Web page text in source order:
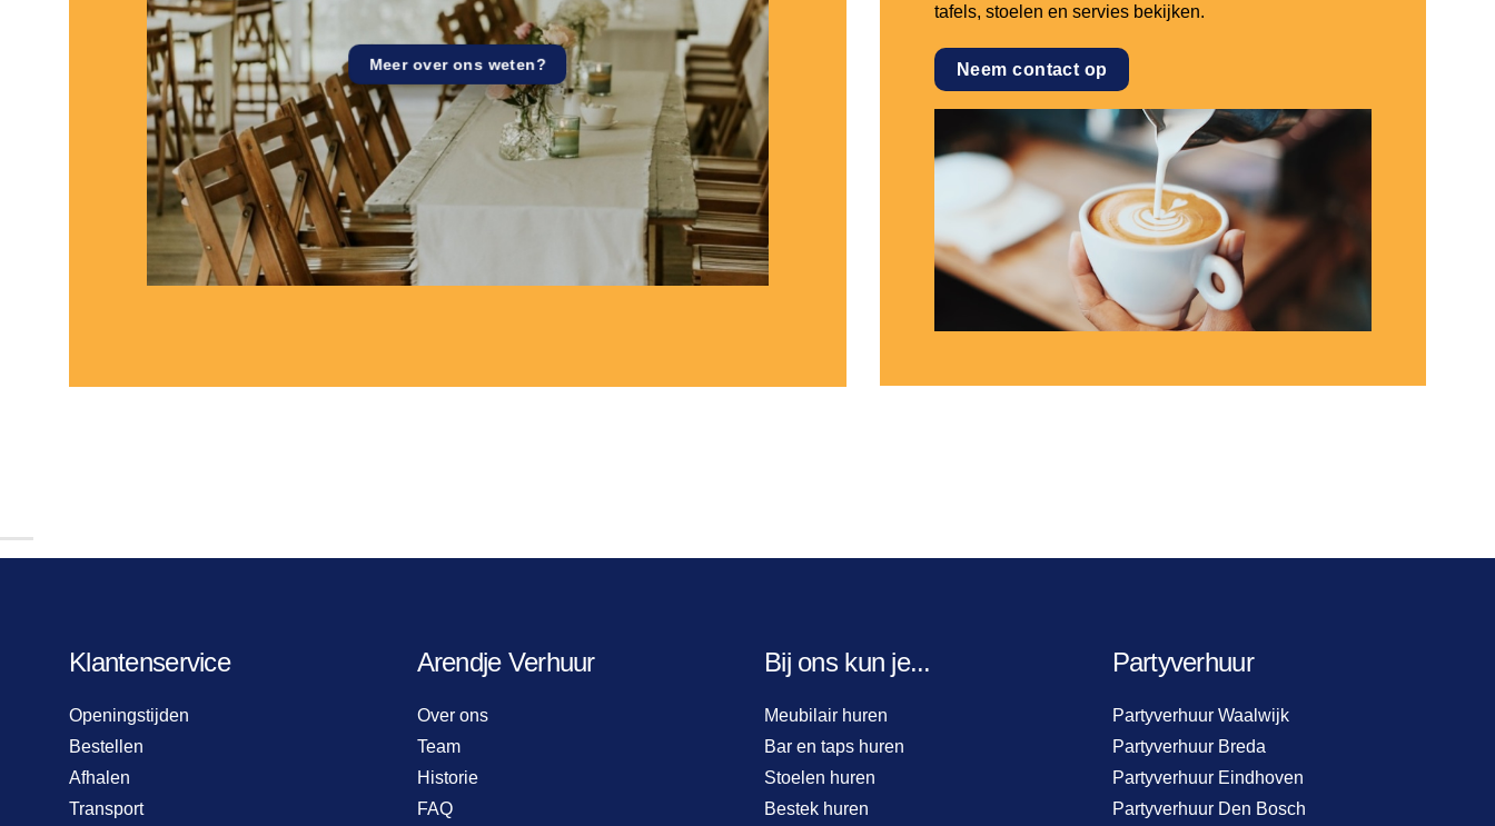
Meer over ons weten?
tafels, stoelen en servies bekijken.
Neem contact op
Klantenservice
Openingstijden
Bestellen
Afhalen
Transport
Arendje Verhuur
Over ons
Team
Historie
FAQ
Bij ons kun je...
Meubilair huren
Bar en taps huren
Stoelen huren
Bestek huren
Partyverhuur
Partyverhuur Waalwijk
Partyverhuur Breda
Partyverhuur Eindhoven
Partyverhuur Den Bosch